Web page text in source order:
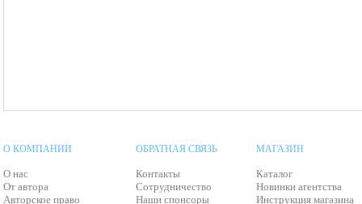
О КОМПАНИИ
О нас
От автора
Авторское право
ОБРАТНАЯ СВЯЗЬ
Контакты
Сотрудничество
Наши спонсоры
МАГАЗИН
Каталог
Новинки агентства
Инструкция магазина